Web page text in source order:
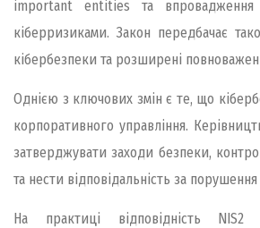
important entities та впровадження
кіберризиками. Закон передбачає
кібербезпеки та розширені
Однією з ключових змін є те, що
корпоративного управління.
затверджувати заходи безпеки,
та нести відповідальність за
На практиці відповідність NIS2